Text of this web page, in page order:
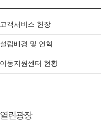
고객서비스 헌장
설립배경 및 연혁
이동지원센터 현황
열린광장